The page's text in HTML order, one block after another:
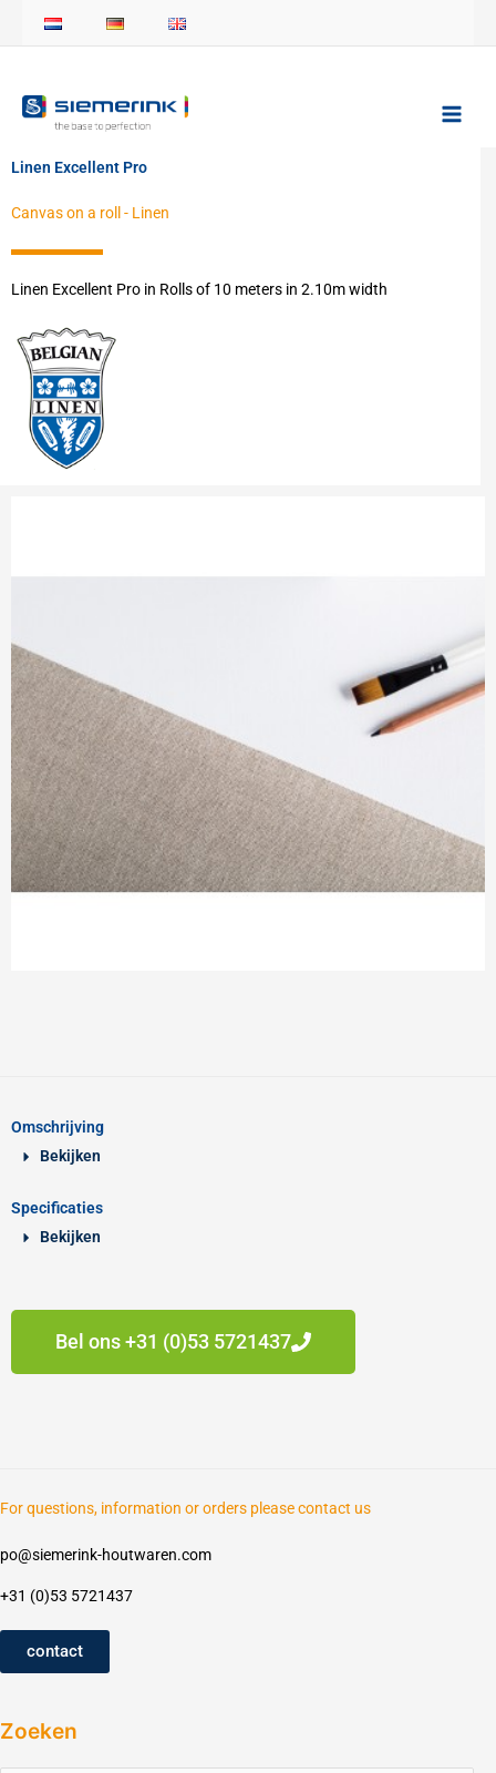
Linen Excellent Pro
Canvas on a roll - Linen
Linen Excellent Pro in Rolls of 10 meters in 2.10m width
Omschrijving
Bekijken
Specificaties
Bekijken
Bel ons +31 (0)53 5721437
For questions, information or orders please contact us
po@siemerink-houtwaren.com
+31 (0)53 5721437
contact
Zoeken